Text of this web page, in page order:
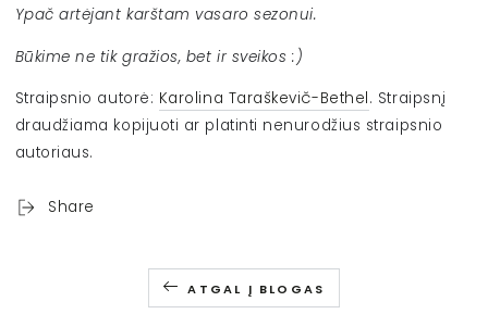
Ypač artėjant karštam vasaro sezonui.
Būkime ne tik gražios, bet ir sveikos :)
Straipsnio autorė: Karolina Taraškevič-Bethel. Straipsnį
draudžiama kopijuoti ar platinti nenurodžius straipsnio
autoriaus.
Share
ATGAL Į BLOGAS